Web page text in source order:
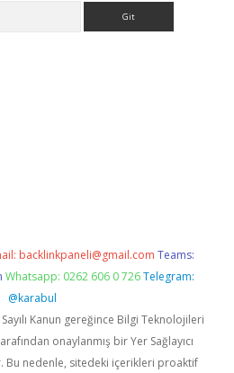
backlinkpaneli@gmail.com Teams:
Whatsapp: 0262 606 0 726 Telegram:
@karabul
Kanun gereğince Bilgi Teknolojileri
onaylanmış bir Yer Sağlayıcı
Bu nedenle, sitedeki içerikleri proaktif